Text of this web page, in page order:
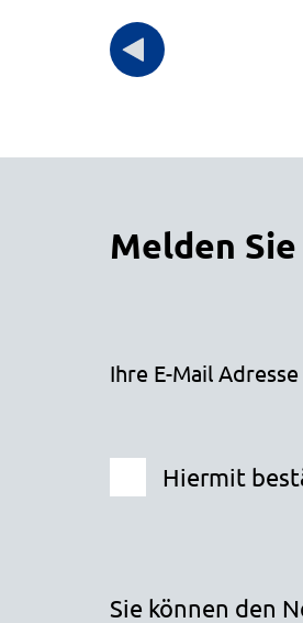
Melden
Ihre E-Mail Adresse
Hiermit
Sie können den